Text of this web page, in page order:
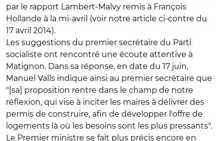
par le rapport Lambert-Malvy remis à François
Hollande à la mi-avril (voir notre article ci-contre du
17 avril 2014).
Les suggestions du premier secrétaire du Parti
socialiste ont rencontré une écoute attentive à
Matignon. Dans sa réponse, en date du 17 juin,
Manuel Valls indique ainsi au premier secrétaire que
"[sa] proposition rentre dans le champ de notre
réflexion, qui vise à inciter les maires à délivrer des
permis de construire, afin de développer l'offre de
logements là où les besoins sont les plus pressants".
Le Premier ministre se fait plus précis encore en